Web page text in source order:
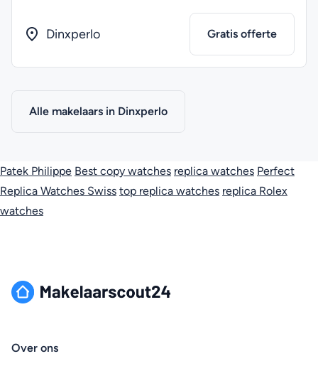
Dinxperlo Gratis offerte
Alle makelaars in Dinxperlo
Patek Philippe Best copy watches replica watches Perfect
Replica Watches Swiss top replica watches replica Rolex
watches
Over ons